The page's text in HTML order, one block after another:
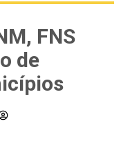
FNS
de